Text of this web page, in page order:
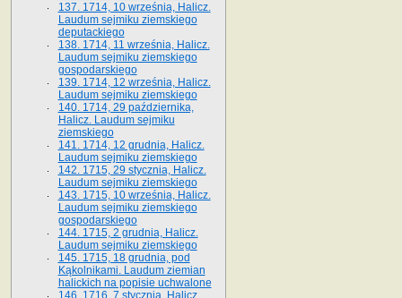
137. 1714, 10 września, Halicz.
Laudum sejmiku ziemskiego
deputackiego
138. 1714, 11 września, Halicz.
Laudum sejmiku ziemskiego
gospodarskiego
139. 1714, 12 września, Halicz.
Laudum sejmiku ziemskiego
140. 1714, 29 października,
Halicz. Laudum sejmiku
ziemskiego
141. 1714, 12 grudnia, Halicz.
Laudum sejmiku ziemskiego
142. 1715, 29 stycznia, Halicz.
Laudum sejmiku ziemskiego
143. 1715, 10 września, Halicz.
Laudum sejmiku ziemskiego
gospodarskiego
144. 1715, 2 grudnia, Halicz.
Laudum sejmiku ziemskiego
145. 1715, 18 grudnia, pod
Kąkolnikami. Laudum ziemian
halickich na popisie uchwalone
146. 1716, 7 stycznia, Halicz.